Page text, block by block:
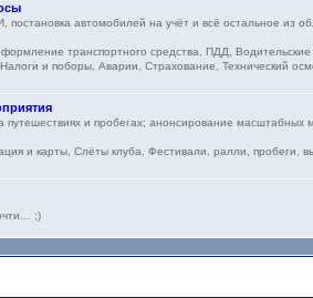
постановка автомобилей на учёт и всё остальное из
транспортного средства ПДД
Водительские
Налоги и поборы, Аварии Страхование
Технический
путешествиях и пробегах; анонсирование масштабных
и карты, Слёты клуба
Фестивали, ралли, пробеги,
;)